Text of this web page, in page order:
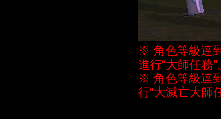
※ 角色等級達
進行“大師任務”
※ 角色等級達
行“大滅亡大師